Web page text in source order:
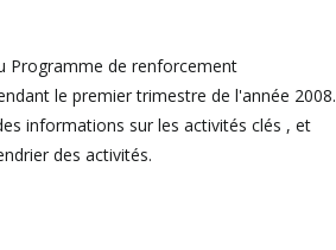
Programme de renforcement
le premier trimestre de l'année 2008.
informations sur les activités clés , et
des activités.